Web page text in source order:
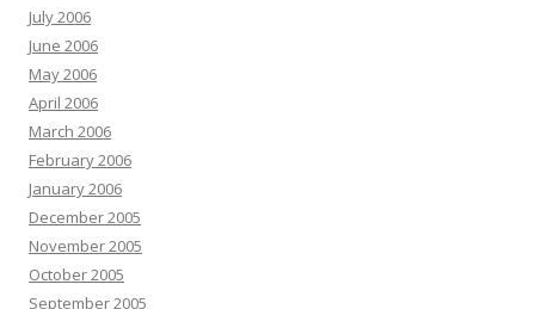
July 2006
June 2006
May 2006
April 2006
March 2006
February 2006
January 2006
December 2005
November 2005
October 2005
September 2005